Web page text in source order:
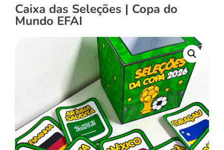
Caixa das Seleções | Copa do
Mundo EFAI